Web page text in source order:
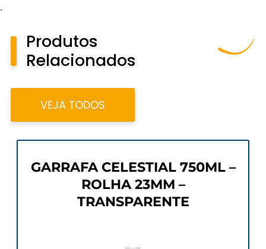
.
Produtos
Relacionados
VEJA TODOS
GARRAFA CELESTIAL 750ML –
ROLHA 23MM –
TRANSPARENTE